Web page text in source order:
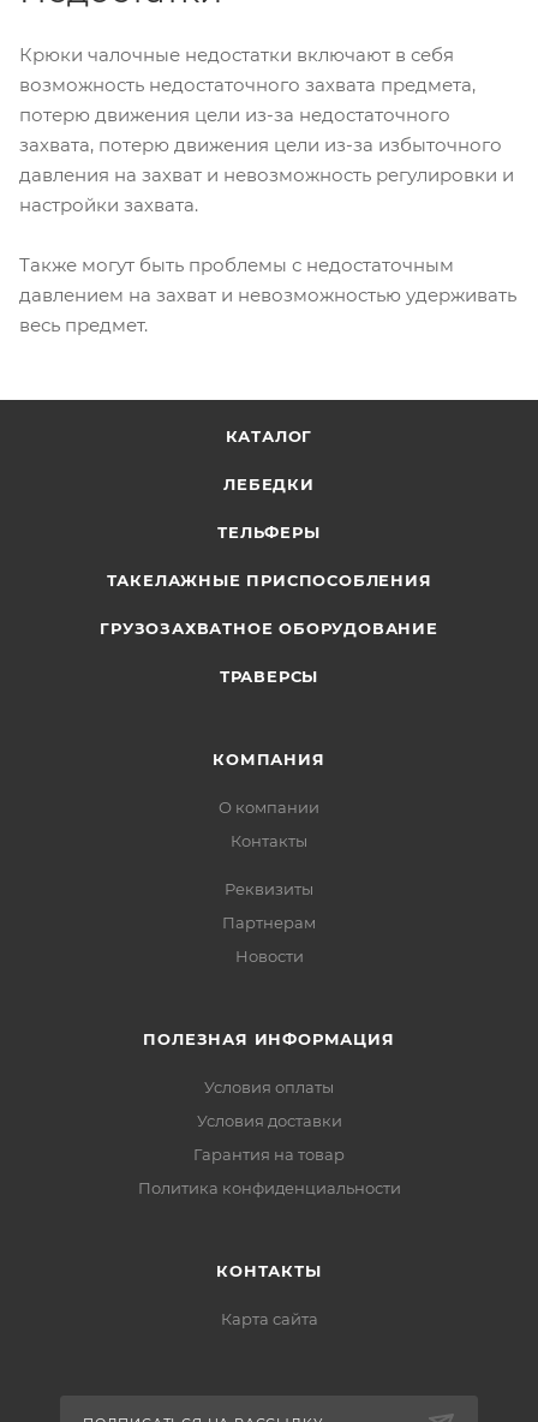
Крюки чалочные недостатки включают в себя
возможность недостаточного захвата предмета,
потерю движения цели из-за недостаточного
захвата, потерю движения цели из-за избыточного
давления на захват и невозможность регулировки и
настройки захвата.
Также могут быть проблемы с недостаточным
давлением на захват и невозможностью удерживать
весь предмет.
КАТАЛОГ
ЛЕБЕДКИ
ТЕЛЬФЕРЫ
ТАКЕЛАЖНЫЕ ПРИСПОСОБЛЕНИЯ
ГРУЗОЗАХВАТНОЕ ОБОРУДОВАНИЕ
ТРАВЕРСЫ
КОМПАНИЯ
О компании
Контакты
Реквизиты
Партнерам
Новости
ПОЛЕЗНАЯ ИНФОРМАЦИЯ
Условия оплаты
Условия доставки
Гарантия на товар
Политика конфиденциальности
КОНТАКТЫ
Карта сайта